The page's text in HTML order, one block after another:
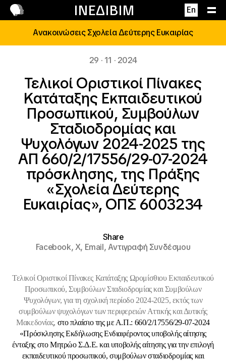
ΙΝΕΔΙΒΙΜ En
Επικοινωνία
Ανακοινώσεις Σχολεία Δεύτερης Ευκαιρίας
29 · 11 · 2024
Τελικοί Οριστικοί Πίνακες
Κατάταξης Εκπαιδευτικού
Προσωπικού, Συμβούλων
Σταδιοδρομίας και
Ψυχολόγων 2024-2025 της
ΑΠ 660/2/17556/29-07-2024
πρόσκλησης, της Πράξης
«Σχολεία Δεύτερης
Ευκαιρίας», ΟΠΣ 6003234
Share
Facebook,X, Email,Αντιγραφή Συνδέσμου
Τελικοί Οριστικοί Πίνακες Κατάταξης Ωρομίσθιου Εκπαιδευτικού
Προσωπικού, Συμβούλων Σταδιοδρομίας και Συμβούλων
Ψυχολόγων, για τη σχολική περίοδο 2024-2025, εκτός των
συμβούλων ψυχολόγων των περιφερειών Αττικής και Δυτικής
Μακεδονίας, στο πλαίσιο της με Α.Π.: 660/2/17556/29-07-2024
«Πρόσκλησης Εκδήλωσης Ενδιαφέροντος υποβολής αίτησης
ένταξης στο Μητρώο Σ.Δ.Ε. και υποβολής αίτησης για την επιλογή
εκπαιδευτικού προσωπικού, συμβούλων σταδιοδρομίας και